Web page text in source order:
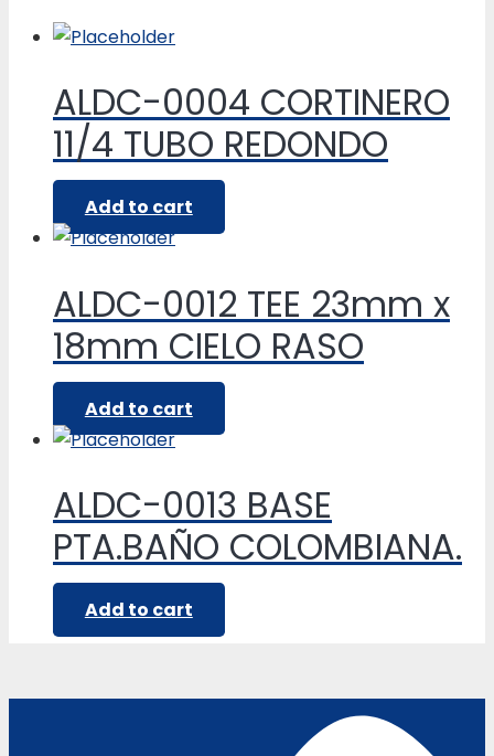
ALDC-0004 CORTINERO
11/4 TUBO REDONDO
Add to cart
ALDC-0012 TEE 23mm x
18mm CIELO RASO
Add to cart
ALDC-0013 BASE
PTA.BAÑO COLOMBIANA.
Add to cart